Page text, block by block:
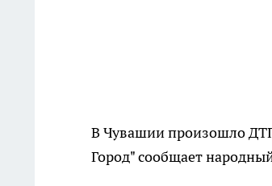
В Чувашии произошло
Город" сообщает